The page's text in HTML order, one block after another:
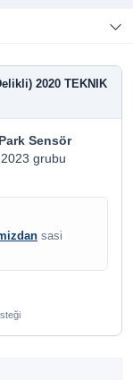
2020 TEKNIK
Sensör
grubu
sasi